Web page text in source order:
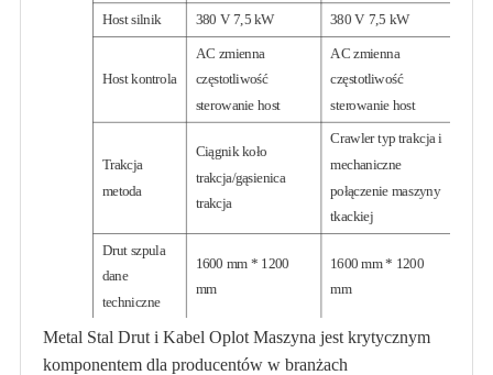
Host silnik 380 V 7,5 kW 380 V 7,5 kW
Host kontrola
AC zmienna
częstotliwość
sterowanie host
AC zmienna
częstotliwość
sterowanie host
Trakcja
metoda
Ciągnik koło
trakcja/gąsienica
trakcja
Crawler typ trakcja i
mechaniczne
połączenie maszyny
tkackiej
Drut szpula
dane
techniczne
1600 mm * 1200
mm
1600 mm * 1200
mm
Podbieracz
silnik
380 V 5,5 kW 380 V 1,1 kW
Metal Stal Drut i Kabel Oplot Maszyna jest krytycznym
komponentem dla producentów w branżach